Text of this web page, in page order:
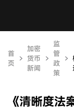
首
页
加密
货币
新闻
监
管
政
策
《清晰度法